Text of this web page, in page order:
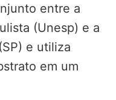
entre a
(Unesp) e a
e utiliza
em um